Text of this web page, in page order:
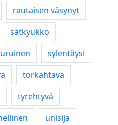
rautaisen väsynyt
sätkyukko
sylentäysi
torkahtava
tyrehtyvä
unisija